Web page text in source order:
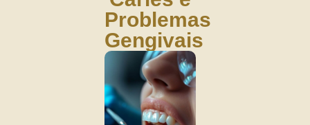
Problemas
Gengivais